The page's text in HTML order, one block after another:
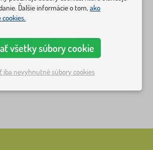
postavičky
Ďalšie informácie o tom,ako
všetky súbory cookie
iba nevyhnutné súbory cookies